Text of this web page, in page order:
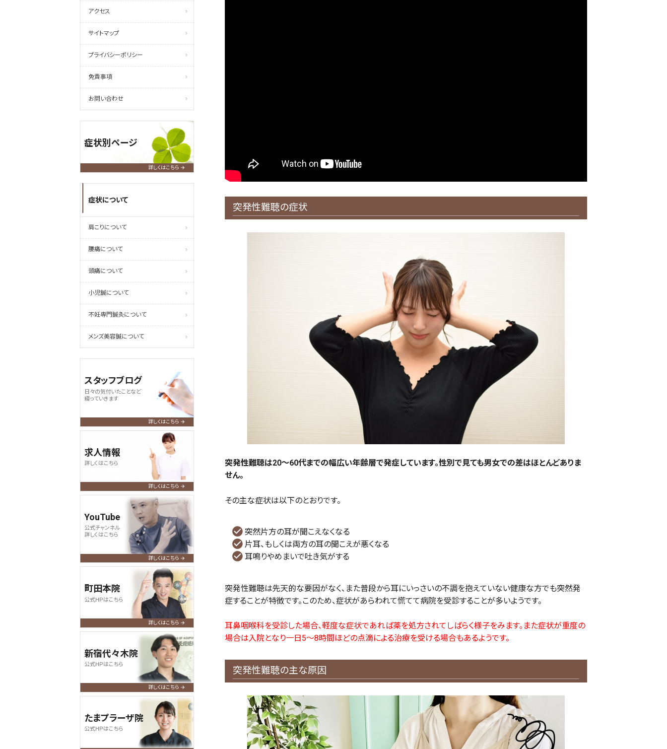
突発性難聴の症状
突発性難聴は20～60代までの幅広い年齢層で発症しています。性別で見ても男女での差はほとんどありま
せん。
その主な症状は以下のとおりです。
突然片方の耳が聞こえなくなる
片耳、もしくは両方の耳の聞こえが悪くなる
耳鳴りやめまいで吐き気がする
突発性難聴は先天的な要因がなく、また普段から耳にいっさいの不調を抱えていない健康な方でも突然発
症することが特徴です。このため、症状があらわれて慌てて病院を受診することが多いようです。
耳鼻咽喉科を受診した場合、軽度な症状であれば薬を処方されてしばらく様子をみます。また症状が重度の
場合は入院となり一日5～8時間ほどの点滴による治療を受ける場合もあるようです。
突発性難聴の主な原因
アクセス
サイトマップ
プライバシーポリシー
免責事項
お問い合わせ
症状別ページ
詳しくはこちら
症状について
肩こりについて
腰痛について
頭痛について
小児鍼について
不妊専門鍼灸について
メンズ美容鍼について
スタッフブログ
日々の気付いたことなど
綴っていきます
詳しくはこちら
求人情報
詳しくはこちら
詳しくはこちら
YouTube
公式チャンネル
詳しくはこちら
詳しくはこちら
町田本院
公式HPはこちら
詳しくはこちら
新宿代々木院
公式HPはこちら
詳しくはこちら
たまプラーザ院
公式HPはこちら